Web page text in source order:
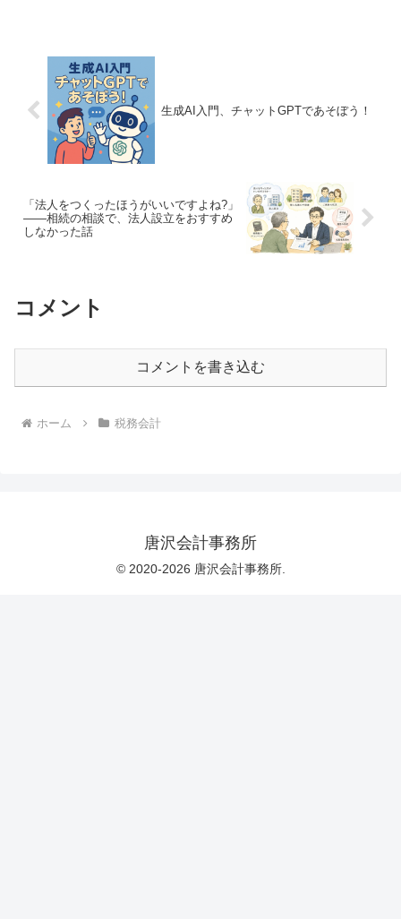
生成AI入門、チャットGPTであそぼう！
「法人をつくったほうがいいですよね?」
——相続の相談で、法人設立をおすすめ
しなかった話
コメント
コメントを書き込む
ホーム 税務会計
唐沢会計事務所
© 2020-2026 唐沢会計事務所.